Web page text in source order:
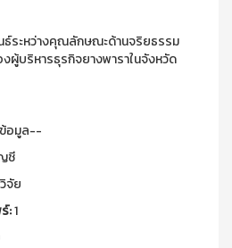
ธ์ระหว่างคุณลักษณะด้านจริยธรรม
ผู้บริหารธุรกิจยางพาราในจังหวัด
อมูล--
ชี
จัย
:1